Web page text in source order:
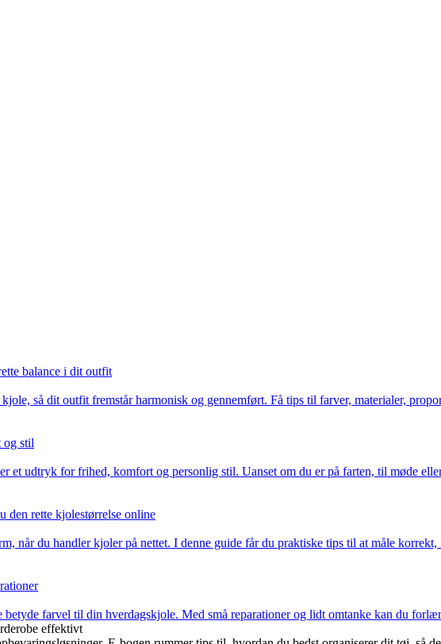
balance i dit outfit
så dit outfit fremstår harmonisk og gennemført. Få tips til farver, materialer,
og stil
et udtryk for frihed, komfort og personlig stil. Uanset om du er på farten, til møde
den rette kjolestørrelse online
når du handler kjoler på nettet. I denne guide får du praktiske tips til at måle
farvel til din hverdagskjole. Med små reparationer og lidt omtanke kan du
effektivt